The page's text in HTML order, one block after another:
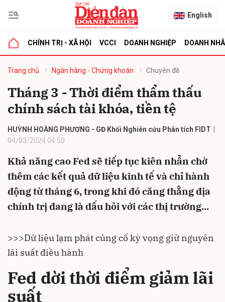
English
CHÍNH TRỊ - XÃ HỘI VCCI DOANH NGHIỆP DOANH
Trang chủ Ngân hàng - Chứng khoán Chuyên đề
Tháng 3 - Thời điểm thẩm thấu
chính sách tài khóa, tiền tệ
HUỲNH HOÀNG PHƯƠNG - GĐ Khối Nghiên cứu Phân tích FIDT
04/03/2024 04:50
Khả năng cao Fed sẽ tiếp tục kiên nhẫn chờ
thêm các kết quả dữ liệu kinh tế và chỉ hành
động từ tháng 6, trong khi đó căng thẳng địa
chính trị đang là dấu hỏi với các thị trường...
>>>Dữ liệu lạm phát củng cố kỳ vọng giữ nguyên
lãi suất điều hành
Fed dời thời điểm giảm lãi
suất
luận